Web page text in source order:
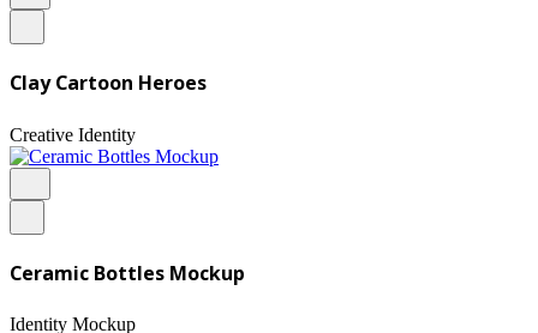
Clay Cartoon Heroes
Creative Identity
Ceramic Bottles Mockup
Identity Mockup